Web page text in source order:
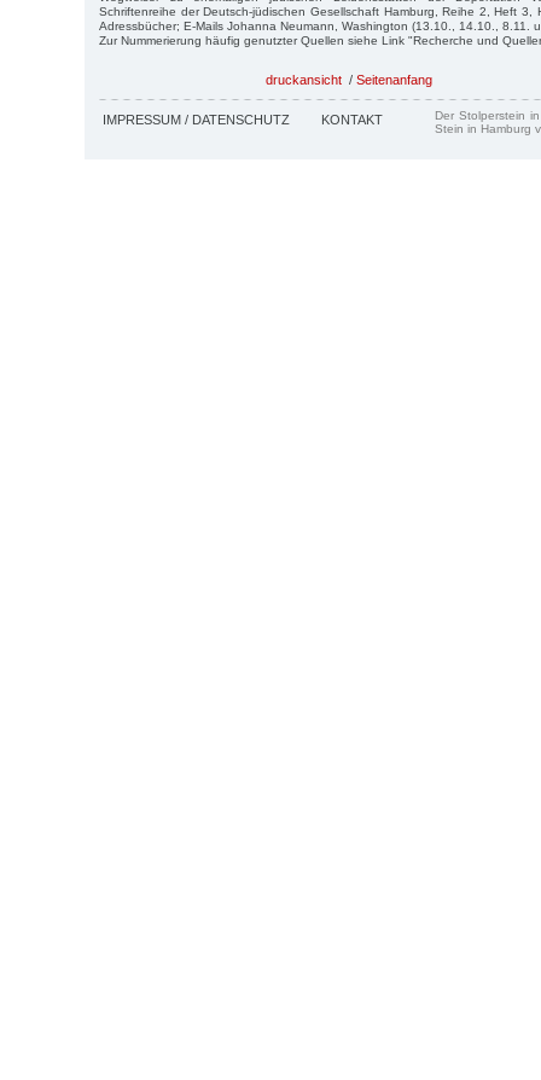
Schriftenreihe der Deutsch-jüdischen Gesellschaft Hamburg, Reihe 2, Heft 3,
Adressbücher; E-Mails Johanna Neumann, Washington (13.10., 14.10., 8.11.
Zur Nummerierung häufig genutzter Quellen siehe Link "Recherche und
druckansicht / Seitenanfang
IMPRESSUM / DATENSCHUTZ KONTAKT
Der Stolperstein
Stein in Hamburg